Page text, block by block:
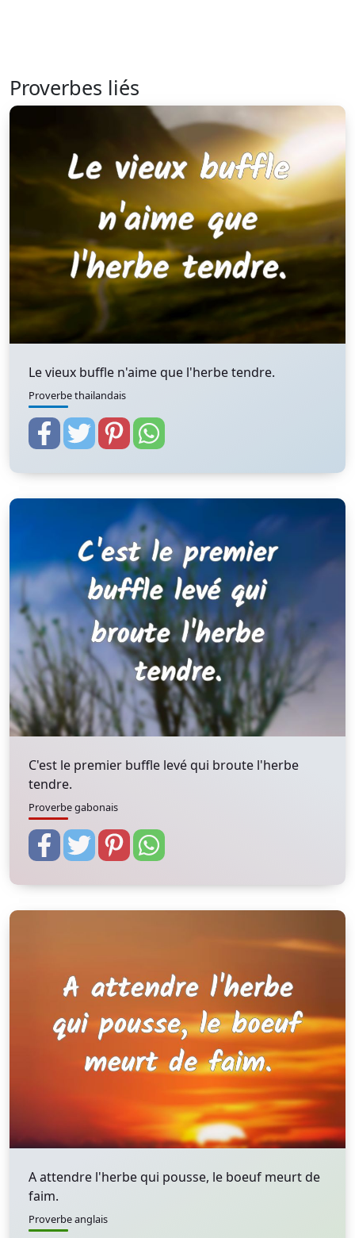
Proverbes liés
Le vieux buffle n'aime que l'herbe tendre.
Proverbe thailandais
C'est le premier buffle levé qui broute l'herbe
tendre.
Proverbe gabonais
A attendre l'herbe qui pousse, le boeuf meurt de
faim.
Proverbe anglais